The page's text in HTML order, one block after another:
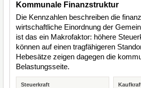
Kommunale Finanzstruktur
Die Kennzahlen beschreiben die
wirtschaftliche Einordnung der
ist das ein Makrofaktor: höhere
können auf einen tragfähigeren
Hebesätze zeigen dagegen die
Belastungsseite.
Steuerkraft